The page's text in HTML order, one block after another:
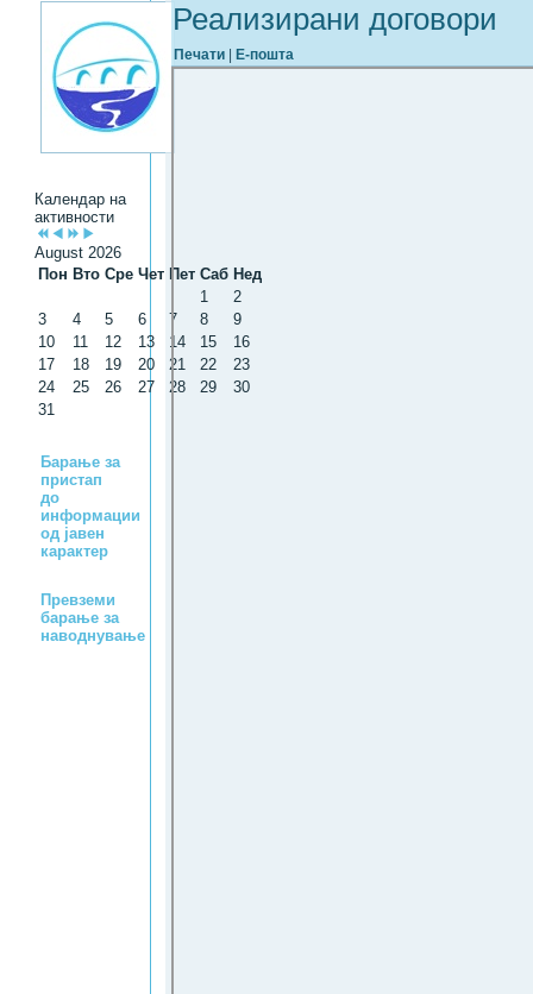
Календар на
активности
August 2026
Пон Вто Сре Чет Пет Саб Нед
1
2
3
4 5 6 7 8
9
10
11 12 13 14 15
16
17
18 19 20 21 22
23
24
25 26 27 28 29
30
31
Барање за
пристап
до
информации
од јавен
карактер
Превземи
барање за
наводнување
Реализирани договори
Печати Е-пошта